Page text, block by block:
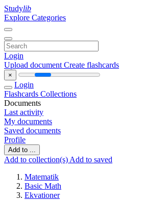
Studylib
Explore Categories
Login
Upload document Create flashcards
×
Login
Flashcards Collections
Documents
Last activity
My documents
Saved documents
Profile
Add to ...
Add to collection(s) Add to saved
Matematik
Basic Math
Ekvationer